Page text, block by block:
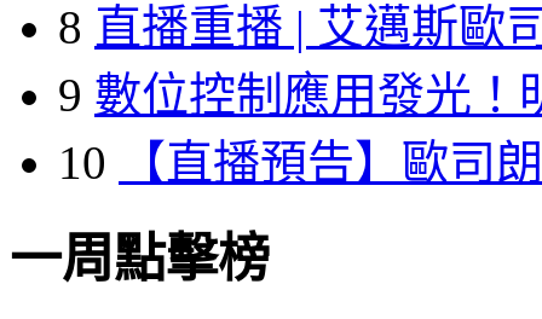
8 直播重播 | 艾邁斯歐
9 數位控制應用發光！
10
【直播預告】歐司
一周點擊榜